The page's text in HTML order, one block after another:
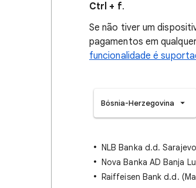
Ctrl + f.
Se não tiver um
pagamentos em
funcionalidade é
Bósnia-Herzegovina
NLB Banka d.d.
Nova Banka AD Banja
Raiffeisen Bank d.d.